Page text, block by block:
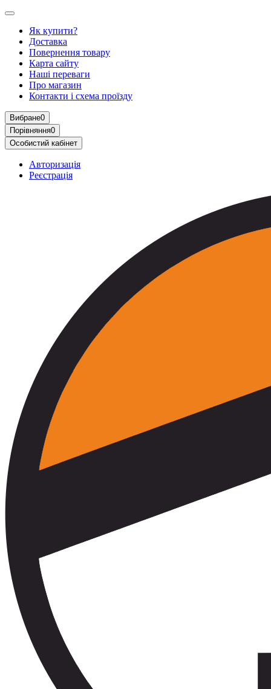
Як купити?
Доставка
Повернення товару
Карта сайту
Наші переваги
Про магазин
Контакти і схема проїзду
Вибране0
Порівняння0
Особистий кабінет
Авторизація
Реєстрація